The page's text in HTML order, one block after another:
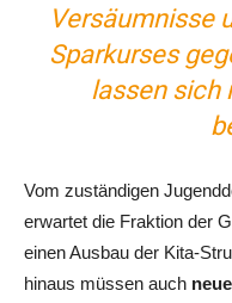
Versäumnisse
Sparkurses
lassen sich
Vom zuständigen
erwartet die Fraktion der
einen Ausbau der Kita-
hinaus müssen auch